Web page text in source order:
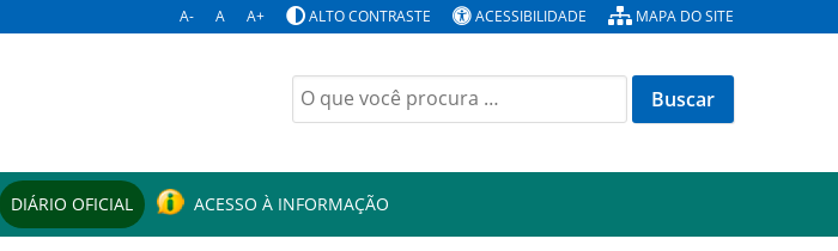
A- A A+ ALTO CONTRASTE ACESSIBILIDADE MAPA DO SITE
Buscar
por:
DIÁRIO OFICIAL ACESSO À INFORMAÇÃO